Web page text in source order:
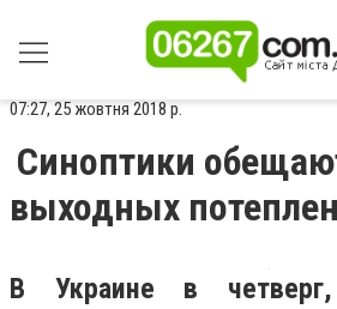
07:27, 25 жовтня 2018 р.
Синоптики
выходных
В Украине в